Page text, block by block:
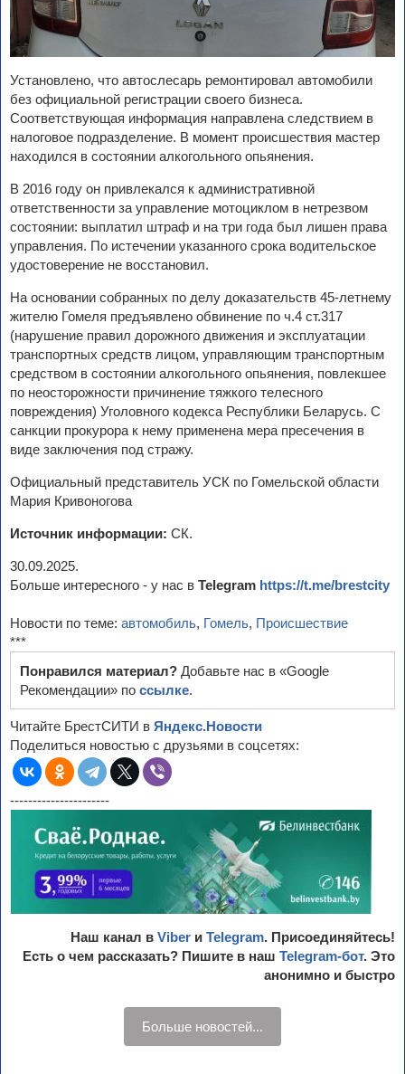
Установлено, что автослесарь ремонтировал автомобили
без официальной регистрации своего бизнеса.
Соответствующая информация направлена следствием в
налоговое подразделение. В момент происшествия мастер
находился в состоянии алкогольного опьянения.
В 2016 году он привлекался к административной
ответственности за управление мотоциклом в нетрезвом
состоянии: выплатил штраф и на три года был лишен права
управления. По истечении указанного срока водительское
удостоверение не восстановил.
На основании собранных по делу доказательств 45-летнему
жителю Гомеля предъявлено обвинение по ч.4 ст.317
(нарушение правил дорожного движения и эксплуатации
транспортных средств лицом, управляющим транспортным
средством в состоянии алкогольного опьянения, повлекшее
по неосторожности причинение тяжкого телесного
повреждения) Уголовного кодекса Республики Беларусь. С
санкции прокурора к нему применена мера пресечения в
виде заключения под стражу.
Официальный представитель УСК по Гомельской области
Мария Кривоногова
Источник информации: СК.
30.09.2025.
Больше интересного - у нас в Telegram https://t.me/brestcity
Новости по теме: автомобиль, Гомель, Происшествие
***
Понравился материал? Добавьте нас в «Google
Рекомендации» по ссылке.
Читайте БрестСИТИ в Яндекс.Новости
Поделиться новостью с друзьями в соцсетях:
----------------------
Наш канал в Viber и Telegram. Присоединяйтесь!
Есть о чем рассказать? Пишите в наш Telegram-бот. Это
анонимно и быстро
Больше новостей...